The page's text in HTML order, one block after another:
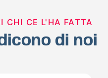
CHI CE L'HA FATTA
di noi